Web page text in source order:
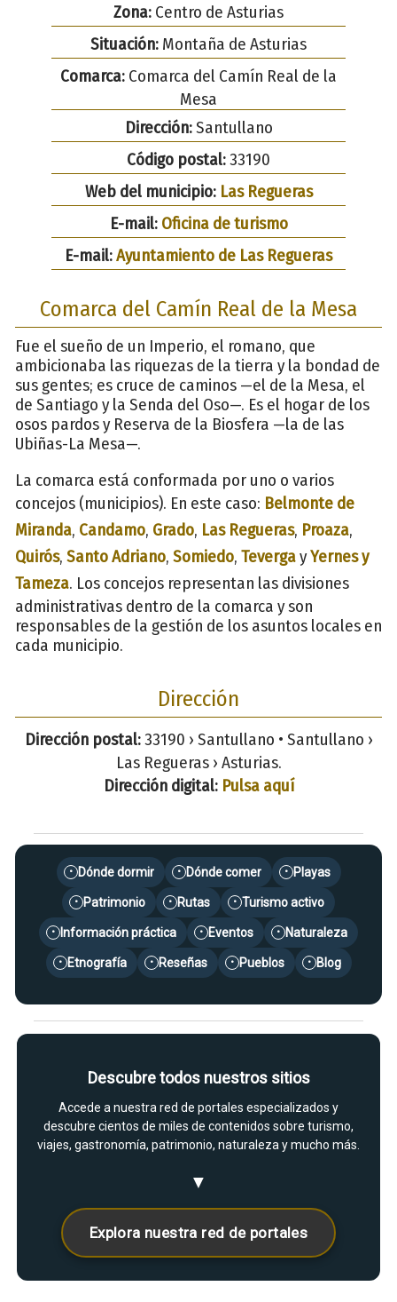
Zona: Centro de Asturias
Situación: Montaña de Asturias
Comarca: Comarca del Camín Real de la
Mesa
Dirección:Santullano
Código postal:33190
Web del municipio: Las Regueras
E-mail: Oficina de turismo
E-mail:Ayuntamiento de Las Regueras
Comarca del Camín Real de la Mesa
Fue el sueño de un Imperio, el romano, que
ambicionaba las riquezas de la tierra y la bondad de
sus gentes; es cruce de caminos —el de la Mesa, el
de Santiago y la Senda del Oso—. Es el hogar de los
osos pardos y Reserva de la Biosfera —la de las
Ubiñas-La Mesa—.
La comarca está conformada por uno o varios
concejos (municipios). En este caso: Belmonte de
Miranda, Candamo, Grado, Las Regueras, Proaza,
Quirós, Santo Adriano, Somiedo, TevergayYernes y
Tameza. Los concejos representan las divisiones
administrativas dentro de la comarca y son
responsables de la gestión de los asuntos locales en
cada municipio.
Dirección
Dirección postal:33190 › Santullano • Santullano ›
Las Regueras › Asturias.
Dirección digital: Pulsa aquí
• Dónde dormir • Dónde comer • Playas
• Patrimonio • Rutas • Turismo activo
• Información práctica • Eventos • Naturaleza
• Etnografía • Reseñas • Pueblos • Blog
Descubre todos nuestros sitios
Accede a nuestra red de portales especializados y
descubre cientos de miles de contenidos sobre turismo,
viajes, gastronomía, patrimonio, naturaleza y mucho más.
▼
Explora nuestra red de portales